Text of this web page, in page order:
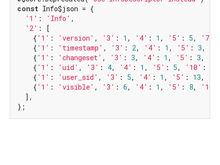
const Info$json = {
'1' : 'Info' ,
'2' : [
    {
'1' : 'version' , '3' : 1 , '4' : 1 , '5' : 5, '7'
    {
'1' : 'timestamp' , '3' : 2, '4' : 1 , '5' : 3,
    {
'1' : 'changeset' , '3' : 3, '4' : 1 , '5' : 3,
    {
'1' : 'uid' , '3' : 4, '4' : 1 , '5' : 5, '10' :
    {
'1' : 'user_sid' , '3' : 5, '4' : 1 , '5' : 13,
    {
'1' : 'visible' , '3' : 6, '4' : 1 , '5' : 8, '10'
  ],
};